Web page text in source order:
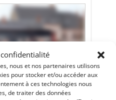
nous et nos partenaires utilisons
pour stocker et/ou accéder aux
à ces technologies nous
de traiter des données